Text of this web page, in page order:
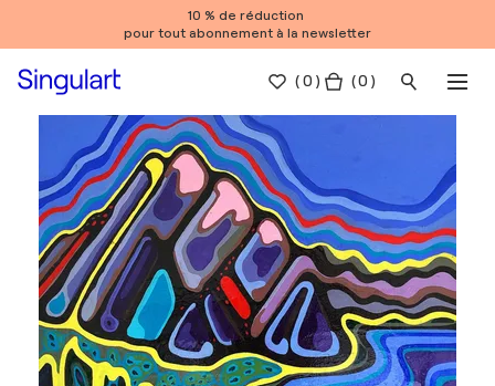
10 % de réduction
pour tout abonnement à la newsletter
(0 ) ( 0 )